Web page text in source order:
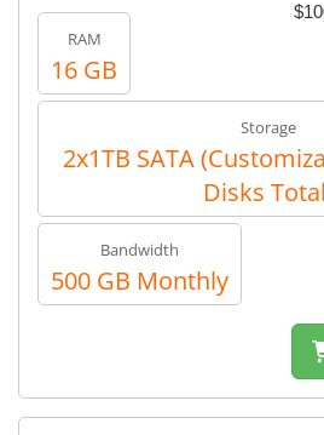
RAM
16 GB
Storage
2x1TB SATA
Disks
Bandwidth
500 GB Monthly